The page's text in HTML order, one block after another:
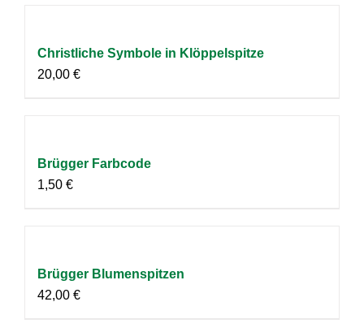
Christliche Symbole in Klöppelspitze
20,00 €
Brügger Farbcode
1,50 €
Brügger Blumenspitzen
42,00 €